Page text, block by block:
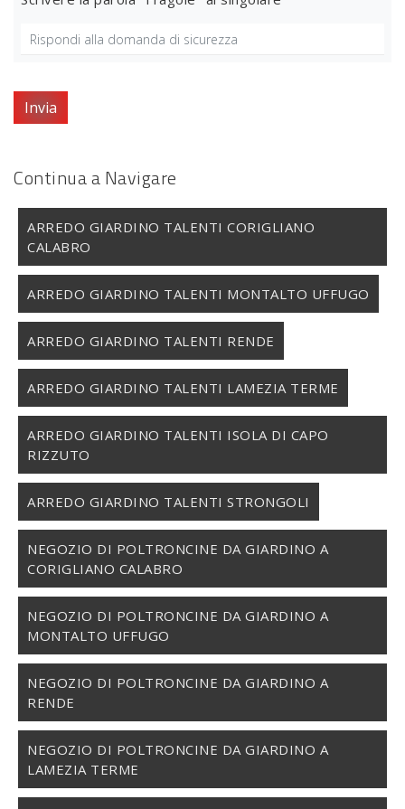
Invia
Continua a Navigare
ARREDO GIARDINO TALENTI CORIGLIANO
CALABRO
ARREDO GIARDINO TALENTI MONTALTO UFFUGO
ARREDO GIARDINO TALENTI RENDE
ARREDO GIARDINO TALENTI LAMEZIA TERME
ARREDO GIARDINO TALENTI ISOLA DI CAPO
RIZZUTO
ARREDO GIARDINO TALENTI STRONGOLI
NEGOZIO DI POLTRONCINE DA GIARDINO A
CORIGLIANO CALABRO
NEGOZIO DI POLTRONCINE DA GIARDINO A
MONTALTO UFFUGO
NEGOZIO DI POLTRONCINE DA GIARDINO A
RENDE
NEGOZIO DI POLTRONCINE DA GIARDINO A
LAMEZIA TERME